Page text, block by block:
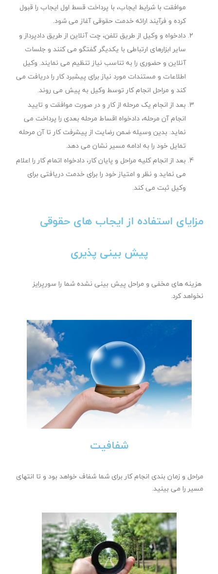
موافقت با شرایط ایجاب، با پرداخت قسط اول ایجاب را قبول
کرده و فرآیند ارائه خدمت حقوقی آغاز می شود.
دادخواه و وکیل از طریق تلفن، چت آنلاین از طریق دادپرداز و
سایر ابزارهای ارتباطی با یکدیگر گفتگو می کنند و جلسات
آنلاین و حضوری را به تناسب نیاز تنظیم می نمایند. وکیل
اطلاعات و مستندات مورد نیاز برای پیشبرد کار را دریافت می
کند و مراحل انجام کار توسط وکیل به پیش می روند.
بعد از انجام یک مرحله از کار و در صورت موافقت و تایید
انجام آن مرحله، دادخواه اقساط مرحله بعدی را پرداخت می
نماید. بدین وسیله ضمن رضایت از پیشرفت کار تا آن مرحله
تمایل خود را به ادامه مسیر نشان می دهد.
بعد از انجام کلیه مراحل و پایان کار، دادخواه اتمام کار را اعلام
می نماید و نظر و امتیاز خود را برای خدمت دریافتی برای
وکیل ثبت می کند.
مزایای استفاده از ایجاب های حقوقی
پیش بینی پذیری
هزینه های مخفی و مراحل پیش بینی نشده شما را سورپرایز
نخواهد کرد.
شفافیت
مراحل و زمان بندی انجام کار برای شما شفاف خواهد بود و تا انتهای
مسیر را می بینید.
مهاجرت تحصیلی به فنلاند